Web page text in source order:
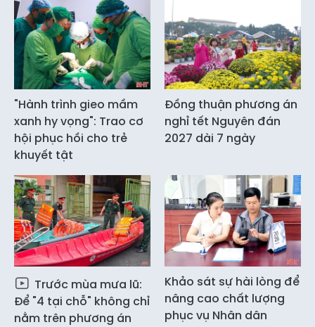
"Hành trình gieo mầm
xanh hy vọng": Trao cơ
hội phục hồi cho trẻ
khuyết tật
Đồng thuận phương án
nghỉ tết Nguyên đán
2027 dài 7 ngày
Trước mùa mưa lũ:
Để "4 tại chỗ" không chỉ
nằm trên phương án
Khảo sát sự hài lòng để
nâng cao chất lượng
phục vụ Nhân dân